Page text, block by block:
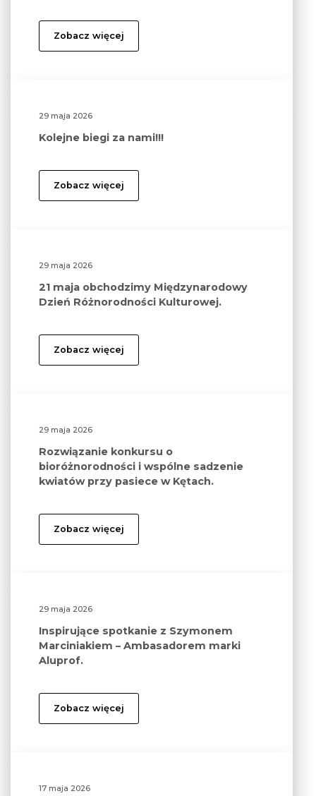
Zobacz więcej
29 maja 2026
Kolejne biegi za nami!!!
Zobacz więcej
29 maja 2026
21 maja obchodzimy Międzynarodowy
Dzień Różnorodności Kulturowej.
Zobacz więcej
29 maja 2026
Rozwiązanie konkursu o
bioróżnorodności i wspólne sadzenie
kwiatów przy pasiece w Kętach.
Zobacz więcej
29 maja 2026
Inspirujące spotkanie z Szymonem
Marciniakiem – Ambasadorem marki
Aluprof.
Zobacz więcej
17 maja 2026